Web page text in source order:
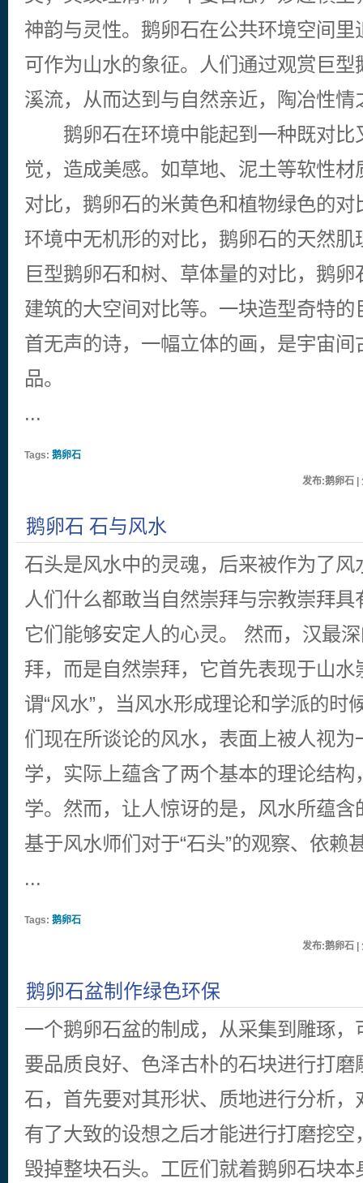
神韵与灵性。鹅卵石在公共环境空间
可作为山水的象征。人们通过观赏巨
溪流，从而达到与自然亲近，陶冶性情
鹅卵石在环境中能起到一种既对比
觉，造成美感。如草地、泥土等软性
对比，鹅卵石的米黄色和植物绿色的
环境中无机形的对比，鹅卵石的天然
巨型鹅卵石和树、草体量的对比，鹅
建筑的大空间对比等。一块造型奇特
首无声的诗，一幅立体的画，是宇宙
品。
...
Tags: 鹅卵石
发布:鹅卵石 |
鹅卵石 石与风水
石头是风水中的灵魂，后来被作为了
人们什么都敢当自然崇拜与宗教崇拜
它们能够安定人的心灵。 然而，汉最
拜，而是自然崇拜，它首先表现于山
谓“风水”，当风水形成理论和学派的时
们现在所谈论的风水，表面上被人视
学，实际上蕴含了两个基本的理论结
学。然而，让人惊讶的是，风水所蕴
基于风水师们对于“石头”的观察、依赖
...
Tags: 鹅卵石
发布:鹅卵石 |
鹅卵石盆制作绿色环保
一个鹅卵石盆的制成，从采集到雕琢
要品质良好、色泽古朴的石块进行打
石，首先要对其形状、质地进行分析
有了大致的设想之后才能进行打磨挖
毁掉整块石头。工匠们就着鹅卵石块